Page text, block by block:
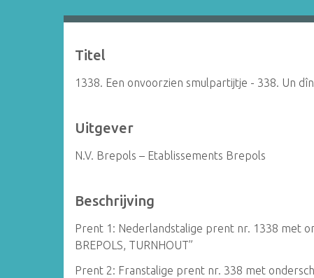
Titel
1338. Een onvoorzien smulpartijtje - 338. Un
Uitgever
N.V. Brepols – Etablissements Brepols
Beschrijving
Prent 1: Nederlandstalige prent nr. 1338 met
BREPOLS, TURNHOUT”
Prent 2: Franstalige prent nr. 338 met